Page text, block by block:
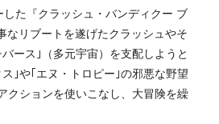
た『クラッシュ・バンディクー ブ
なリブートを遂げたクラッシュやそ
ース｣（多元宇宙）を支配しようと
｣や｢エヌ・トロピー｣の邪悪な野望
クションを使いこなし、大冒険を繰